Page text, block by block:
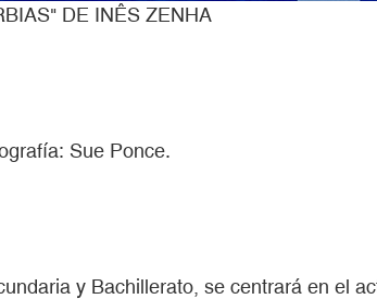
DE INÊS ZENHA
Sue Ponce.
y Bachillerato, se centrará en el